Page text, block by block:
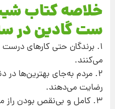
خلاصه کتاب
ست گادین در
1. برندگان حتی کارهای
می‌کنند.
2. مردم به‌جای بهترین‌ها در
رضایت می‌دهند.
3. کامل و بی‌نقص بودن راز موفقیت نیست.